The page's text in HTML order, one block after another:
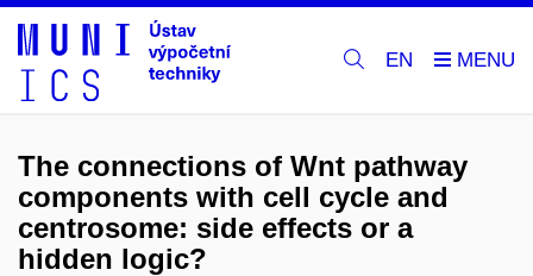
EN
The connections of Wnt pathway
components with cell cycle and
centrosome: side effects or a
hidden logic?